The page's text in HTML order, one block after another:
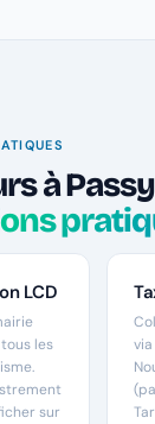
à
LCD
les
sur